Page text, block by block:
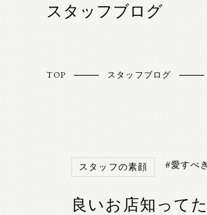
スタッフブログ
TOP スタッフブログ
スタッフの素顔 #愛すべ
良いお店知って